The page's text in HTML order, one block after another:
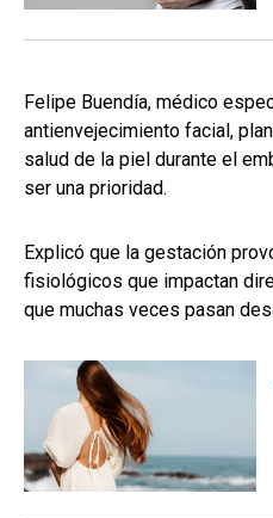
Felipe Buendía, médico
antienvejecimiento facial,
salud de la piel durante el
ser una prioridad.
Explicó que la gestación
fisiológicos que impactan
que muchas veces pasan